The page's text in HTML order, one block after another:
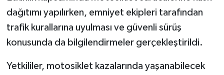
dağıtımı yapılırken, emniyet ekipleri tarafından
trafik kurallarına uyulması ve güvenli sürüş
konusunda da bilgilendirmeler gerçekleştirildi.
Yetkililer, motosiklet kazalarında yaşanabilecek